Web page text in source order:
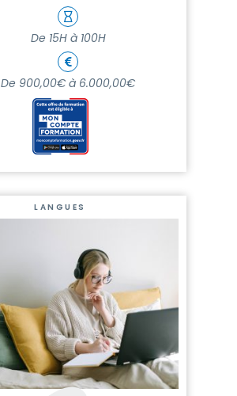
De 15H à 100H
De 900,00€ à 6.000,00€
LANGUES